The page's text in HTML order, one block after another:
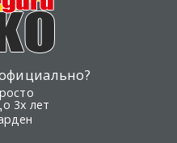
3х лет